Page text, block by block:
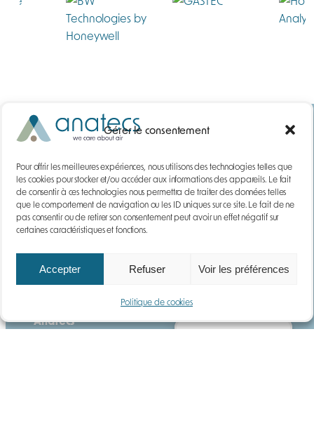
Gérer le consentement
Pour offrir les meilleures expériences, nous utilisons des technologies telles que
les cookies pour stocker et/ou accéder aux informations des appareils. Le fait
de consentir à ces technologies nous permettra de traiter des données telles
que le comportement de navigation ou les ID uniques sur ce site. Le fait de ne
pas consentir ou de retirer son consentement peut avoir un effet négatif sur
certaines caractéristiques et fonctions.
Accepter Refuser Voir les préférences
Politique de cookies
YouTube
LinkedIn
Anatecs